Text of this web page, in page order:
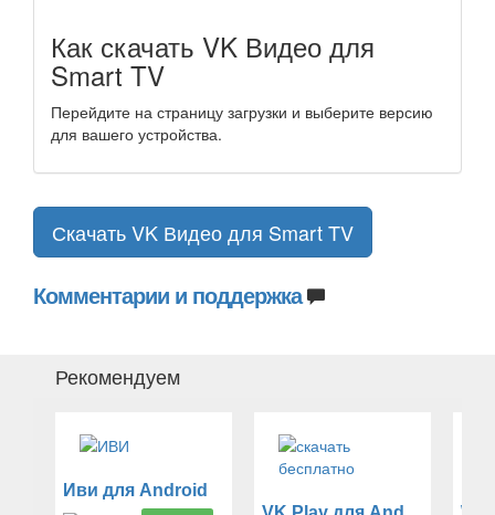
Как скачать VK Видео для
Smart TV
Перейдите на страницу загрузки и выберите версию
для вашего устройства.
Скачать VK Видео для Smart TV
Комментарии и поддержка
Рекомендуем
Иви для Android